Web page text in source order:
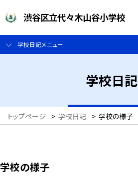
渋谷区立代々木山谷小学校
学校日記メニュー
学校日記
トップページ > 学校日記 > 学校の様子
学校の様子